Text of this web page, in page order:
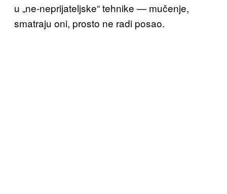
u „ne-neprijateljske“ tehnike — mučenje,
smatraju oni, prosto ne radi posao.